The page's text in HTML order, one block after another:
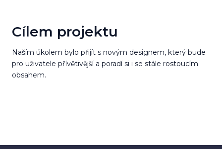
Cílem projektu
Naším úkolem bylo přijít s novým designem, který bude
pro uživatele přívětivější a poradí si i se stále rostoucím
obsahem.